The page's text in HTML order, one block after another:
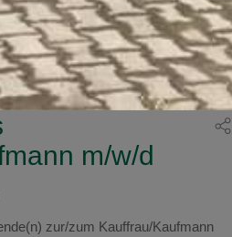
m/w/d
zur/zum Kauffrau/Kaufmann